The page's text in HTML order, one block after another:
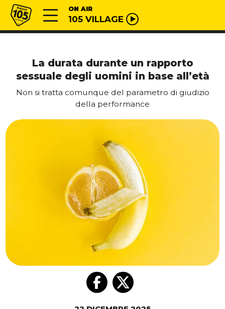
Vai al contenuto
Radio 105 ON AIR
105 VILLAGE
La durata durante un rapporto
sessuale degli uomini in base all’età
Non si tratta comunque del parametro di giudizio
della performance